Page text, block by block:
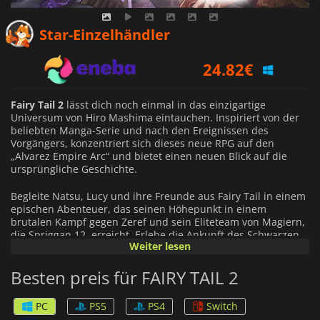
Star-Einzelhändler
24.82€
28.19€
Fairy Tail 2 lässt dich noch einmal in das einzigartige
Universum von Hiro Mashima eintauchen. Inspiriert von der
beliebten Manga-Serie und nach den Ereignissen des
Vorgängers, konzentriert sich dieses neue RPG auf den
„Alvarez Empire Arc“ und bietet einen neuen Blick auf die
ursprüngliche Geschichte.
Begleite Natsu, Lucy und ihre Freunde aus Fairy Tail in einem
epischen Abenteuer, das seinen Höhepunkt in einem
brutalen Kampf gegen Zeref und sein Eliteteam von Magiern,
die Spriggan 12, erreicht. Erlebe die Ankunft des Schwarzen
Drachen Acnologia und kämpfe, um die Welt, die du kennst,
Entfessle deine innere magische Kraft, während du an
aufregenden Echtzeitkämpfen teilnimmst, und entdecke eine
faszinierende Welt, die dir zu Füßen liegt und die du
erkunden kannst.
Weiter lesen
Besten preis für FAIRY TAIL 2
PC PS5 PS4
Switch